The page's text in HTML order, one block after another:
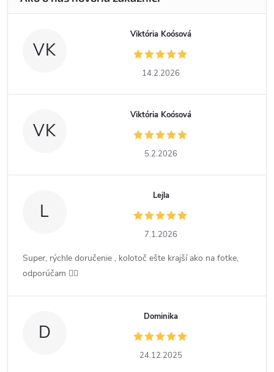
VK
Viktória Koósová
14.2.2026
VK
Viktória Koósová
5.2.2026
L
Lejla
7.1.2026
Super, rýchle doručenie , kolotoč ešte krajší ako na fotke,
odporúčam 👍🏻
D
Dominika
24.12.2025